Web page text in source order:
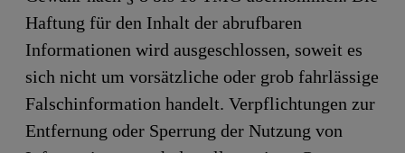
Haftung für den Inhalt der abrufbaren
Informationen wird ausgeschlossen, soweit es
sich nicht um vorsätzliche oder grob fahrlässige
Falschinformation handelt. Verpflichtungen zur
Entfernung oder Sperrung der Nutzung von